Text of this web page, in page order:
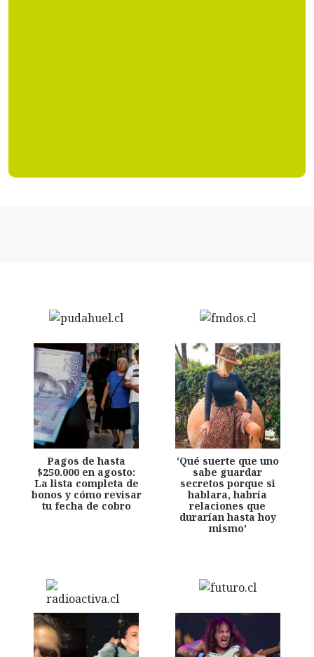
Pagos de hasta
$250.000 en agosto:
La lista completa de
bonos y cómo revisar
tu fecha de cobro
'Qué suerte que uno
sabe guardar
secretos porque si
hablara, habría
relaciones que
durarían hasta hoy
mismo'